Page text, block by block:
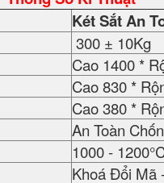
Két Sắt An
300 ± 10Kg
Cao 1400 *
Cao 830 *
Cao 380 *
An Toàn
1000 -
Khoá Đổi Mã